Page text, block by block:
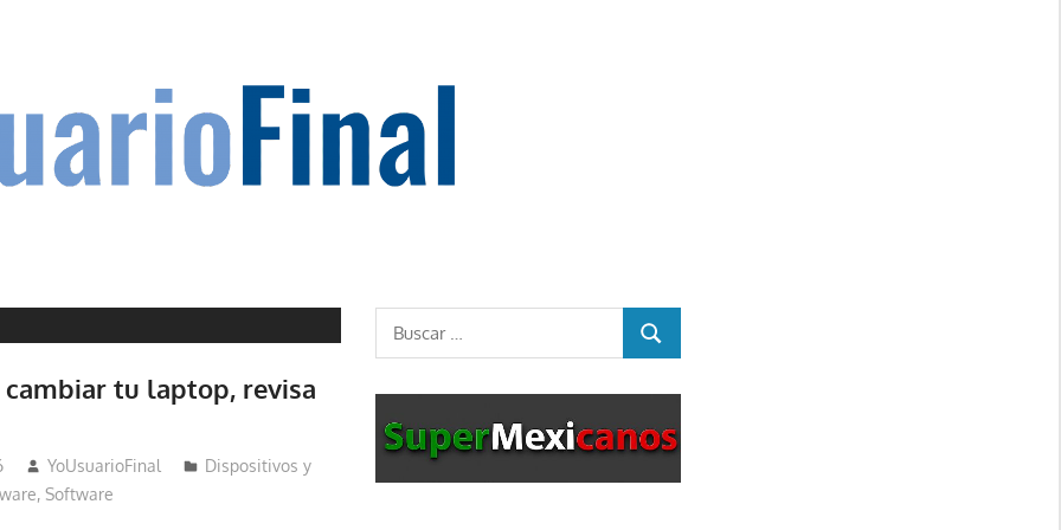
cambiar tu laptop, revisa
YoUsuarioFinal
Dispositivos y
, Software
Buscar:
BUSCAR